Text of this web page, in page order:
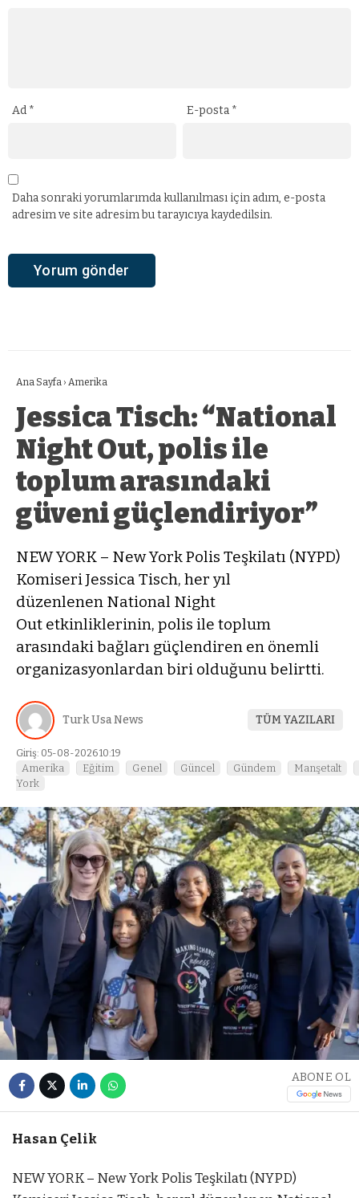
Ad * E-posta *
Daha sonraki yorumlarımda kullanılması için adım, e-posta
adresim ve site adresim bu tarayıcıya kaydedilsin.
Ana Sayfa › Amerika
Jessica Tisch: “National
Night Out, polis ile
toplum arasındaki
güveni güçlendiriyor”
NEW YORK – New York Polis Teşkilatı (NYPD)
Komiseri Jessica Tisch, her yıl
düzenlenen National Night
Out etkinliklerinin, polis ile toplum
arasındaki bağları güçlendiren en önemli
organizasyonlardan biri olduğunu belirtti.
Turk Usa News TÜM YAZILARI
Giriş: 05-08-2026 10:19
Amerika Eğitim Genel Güncel Gündem
Manşetalt
York
ABONE OL
Hasan Çelik
NEW YORK – New York Polis Teşkilatı (NYPD)